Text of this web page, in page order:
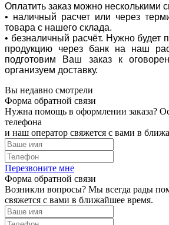
Оплатить заказ можно несколькими
• наличный расчет или через
товара с нашего склада.
• безналичный расчёт. Нужно будет
продукцию через банк на наш
подготовим Ваш заказ к
организуем доставку.
Вы недавно смотрели
Форма обратной связи
Нужна помощь в оформлении заказа?
телефона
и наш оператор свяжется с вами в
Перезвоните мне
Форма обратной связи
Возникли вопросы? Мы всегда рады
свяжется с вами в ближайшее время.